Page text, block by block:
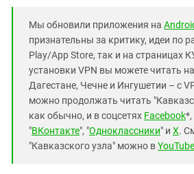
Мы обновили приложения на
признательны за критику, идеи по
Play/App Store, так и на страницах
установки VPN вы можете читать
Дагестане, Чечне и Ингушетии – с
можно продолжать читать
как обычно, и в соцсетях Facebook*,
"ВКонтакте", "Одноклассники" и X.
"Кавказского узла" можно вYouTube